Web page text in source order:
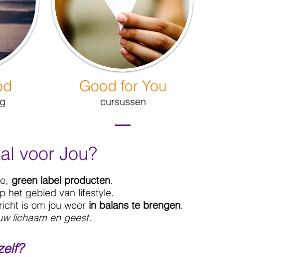
Good for You
cursussen
voor Jou?
green label producten.
het gebied van lifestyle.
is om jou weer in balans te brengen.
lichaam en geest.